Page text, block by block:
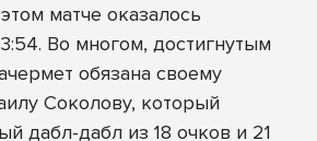
матче оказалось
Во многом, достигнутым
обязана своему
Соколову, который
дабл-дабл из 18 очков и 21